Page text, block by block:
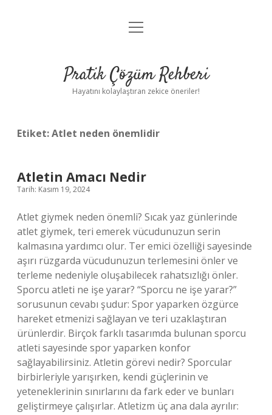
Anasayfa
Yasal Uyarı
menüyü
Pratik Çözüm Rehberi
Hayatını kolaylaştıran zekice öneriler!
Etiket:Atlet neden önemlidir
Atletin Amacı Nedir
Tarih: Kasım 19, 2024
Atlet giymek neden önemli? Sıcak yaz günlerinde
atlet giymek, teri emerek vücudunuzun serin
kalmasına yardımcı olur. Ter emici özelliği sayesinde
aşırı rüzgarda vücudunuzun terlemesini önler ve
terleme nedeniyle oluşabilecek rahatsızlığı önler.
Sporcu atleti ne işe yarar? “Sporcu ne işe yarar?”
sorusunun cevabı şudur: Spor yaparken özgürce
hareket etmenizi sağlayan ve teri uzaklaştıran
ürünlerdir. Birçok farklı tasarımda bulunan sporcu
atleti sayesinde spor yaparken konfor
sağlayabilirsiniz. Atletin görevi nedir? Sporcular
birbirleriyle yarışırken, kendi güçlerinin ve
yeteneklerinin sınırlarını da fark eder ve bunları
geliştirmeye çalışırlar. Atletizm üç ana dala ayrılır: